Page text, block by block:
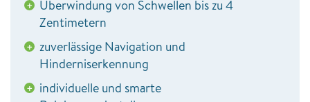
+ Überwindung von Schwellen bis zu 4
Zentimetern
+ zuverlässige Navigation und
Hinderniserkennung
+ individuelle und smarte